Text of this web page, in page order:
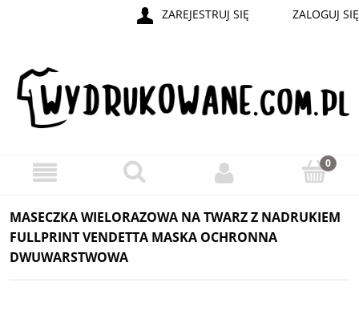
ZAREJESTRUJ SIĘ ZALOGUJ SIĘ
MASECZKA WIELORAZOWA NA TWARZ Z NADRUKIEM
FULLPRINT VENDETTA MASKA OCHRONNA
DWUWARSTWOWA